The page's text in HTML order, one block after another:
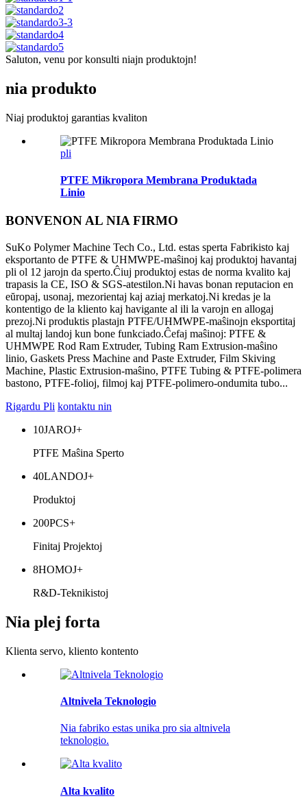
Saluton, venu por konsulti niajn produktojn!
nia produkto
Niaj produktoj garantias kvaliton
pli
PTFE Mikropora Membrana Produktada
Linio
BONVENON AL NIA FIRMO
SuKo Polymer Machine Tech Co., Ltd. estas sperta Fabrikisto kaj
eksportanto de PTFE & UHMWPE-maŝinoj kaj produktoj havantaj
pli ol 12 jarojn da sperto.Ĉiuj produktoj estas de norma kvalito kaj
trapasis la CE, ISO & SGS-atestilon.Ni havas bonan reputacion en
eŭropaj, usonaj, mezorientaj kaj aziaj merkatoj.Ni kredas je la
kontentigo de la kliento kaj havigante al ili la varojn en allogaj
prezoj.Ni produktis plastajn PTFE/UHMWPE-maŝinojn eksportitaj
al multaj landoj kun bone funkciado.Ĉefaj maŝinoj: PTFE &
UHMWPE Rod Ram Extruder, Tubing Ram Extrusion-maŝino
linio, Gaskets Press Machine and Paste Extruder, Film Skiving
Machine, Plastic Extrusion-maŝino, PTFE Tubing & PTFE-polimera
bastono, PTFE-folioj, filmoj kaj PTFE-polimero-ondumita tubo...
Rigardu Pli kontaktu nin
10JAROJ+
PTFE Maŝina Sperto
40LANDOJ+
Produktoj
200PCS+
Finitaj Projektoj
8HOMOJ+
R&D-Teknikistoj
Nia plej forta
Klienta servo, kliento kontento
Altnivela Teknologio
Nia fabriko estas unika pro sia altnivela
teknologio.
Alta kvalito